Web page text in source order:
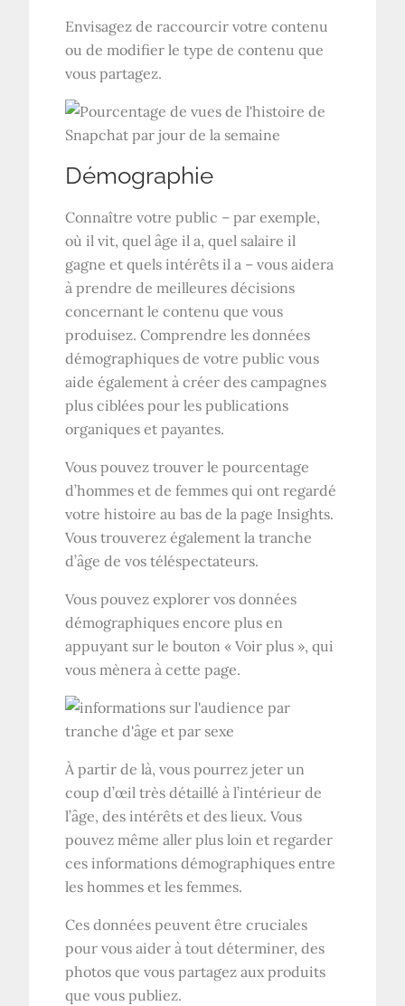
Envisagez de raccourcir votre contenu
ou de modifier le type de contenu que
vous partagez.
Démographie
Connaître votre public – par exemple,
où il vit, quel âge il a, quel salaire il
gagne et quels intérêts il a – vous aidera
à prendre de meilleures décisions
concernant le contenu que vous
produisez. Comprendre les données
démographiques de votre public vous
aide également à créer des campagnes
plus ciblées pour les publications
organiques et payantes.
Vous pouvez trouver le pourcentage
d’hommes et de femmes qui ont regardé
votre histoire au bas de la page Insights.
Vous trouverez également la tranche
d’âge de vos téléspectateurs.
Vous pouvez explorer vos données
démographiques encore plus en
appuyant sur le bouton « Voir plus », qui
vous mènera à cette page.
À partir de là, vous pourrez jeter un
coup d’œil très détaillé à l’intérieur de
l’âge, des intérêts et des lieux. Vous
pouvez même aller plus loin et regarder
ces informations démographiques entre
les hommes et les femmes.
Ces données peuvent être cruciales
pour vous aider à tout déterminer, des
photos que vous partagez aux produits
que vous publiez.